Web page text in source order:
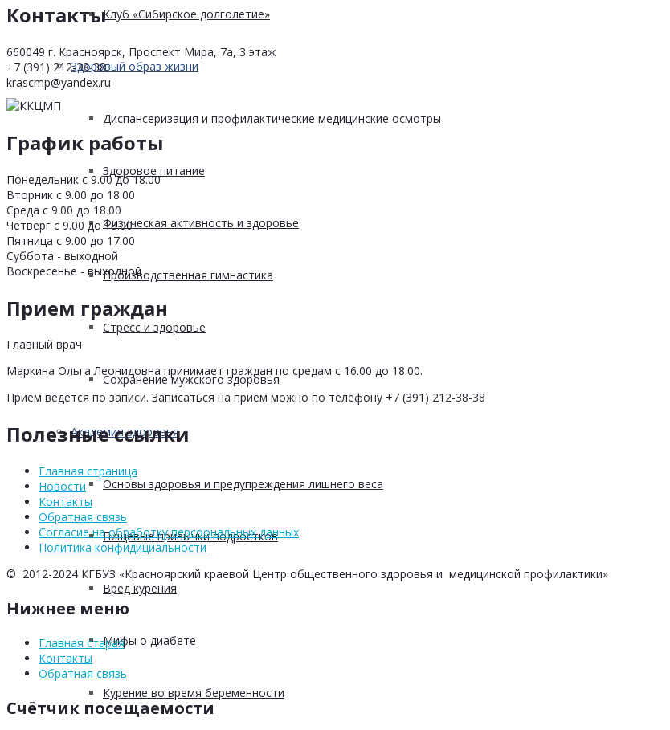
Клуб «Сибирское долголетие»
Здоровый образ жизни
Диспансеризация и профилактические медицинские осмотры
Здоровое питание
Физическая активность и здоровье
Производственная гимнастика
Стресс и здоровье
Сохранение мужского здоровья
Академия здоровья
Основы здоровья и предупреждения лишнего веса
Пищевые привычки подростков
Вред курения
Мифы о диабете
Курение во время беременности
Контакты
660049 г. Красноярск, Проспект Мира, 7а, 3 этаж
+7 (391) 212-38-38
krascmp@yandex.ru
График работы
Понедельник с 9.00 до 18.00
Вторник с 9.00 до 18.00
Среда с 9.00 до 18.00
Четверг с 9.00 до 18.00
Пятница с 9.00 до 17.00
Суббота - выходной
Воскресенье - выходной
Прием граждан
Главный врач
Маркина Ольга Леонидовна принимает граждан по средам с 16.00 до 18.00.
Прием ведется по записи. Записаться на прием можно по телефону +7 (391) 212-38-38
Полезные ссылки
Главная страница
Новости
Контакты
Обратная связь
Согласие на обработку персоональных данных
Политика конфидициальности
© 2012-2024 КГБУЗ «Красноярский краевой Центр общественного здоровья и медицинской профилактики»
Нижнее меню
Главная старая
Контакты
Обратная связь
Счётчик посещаемости